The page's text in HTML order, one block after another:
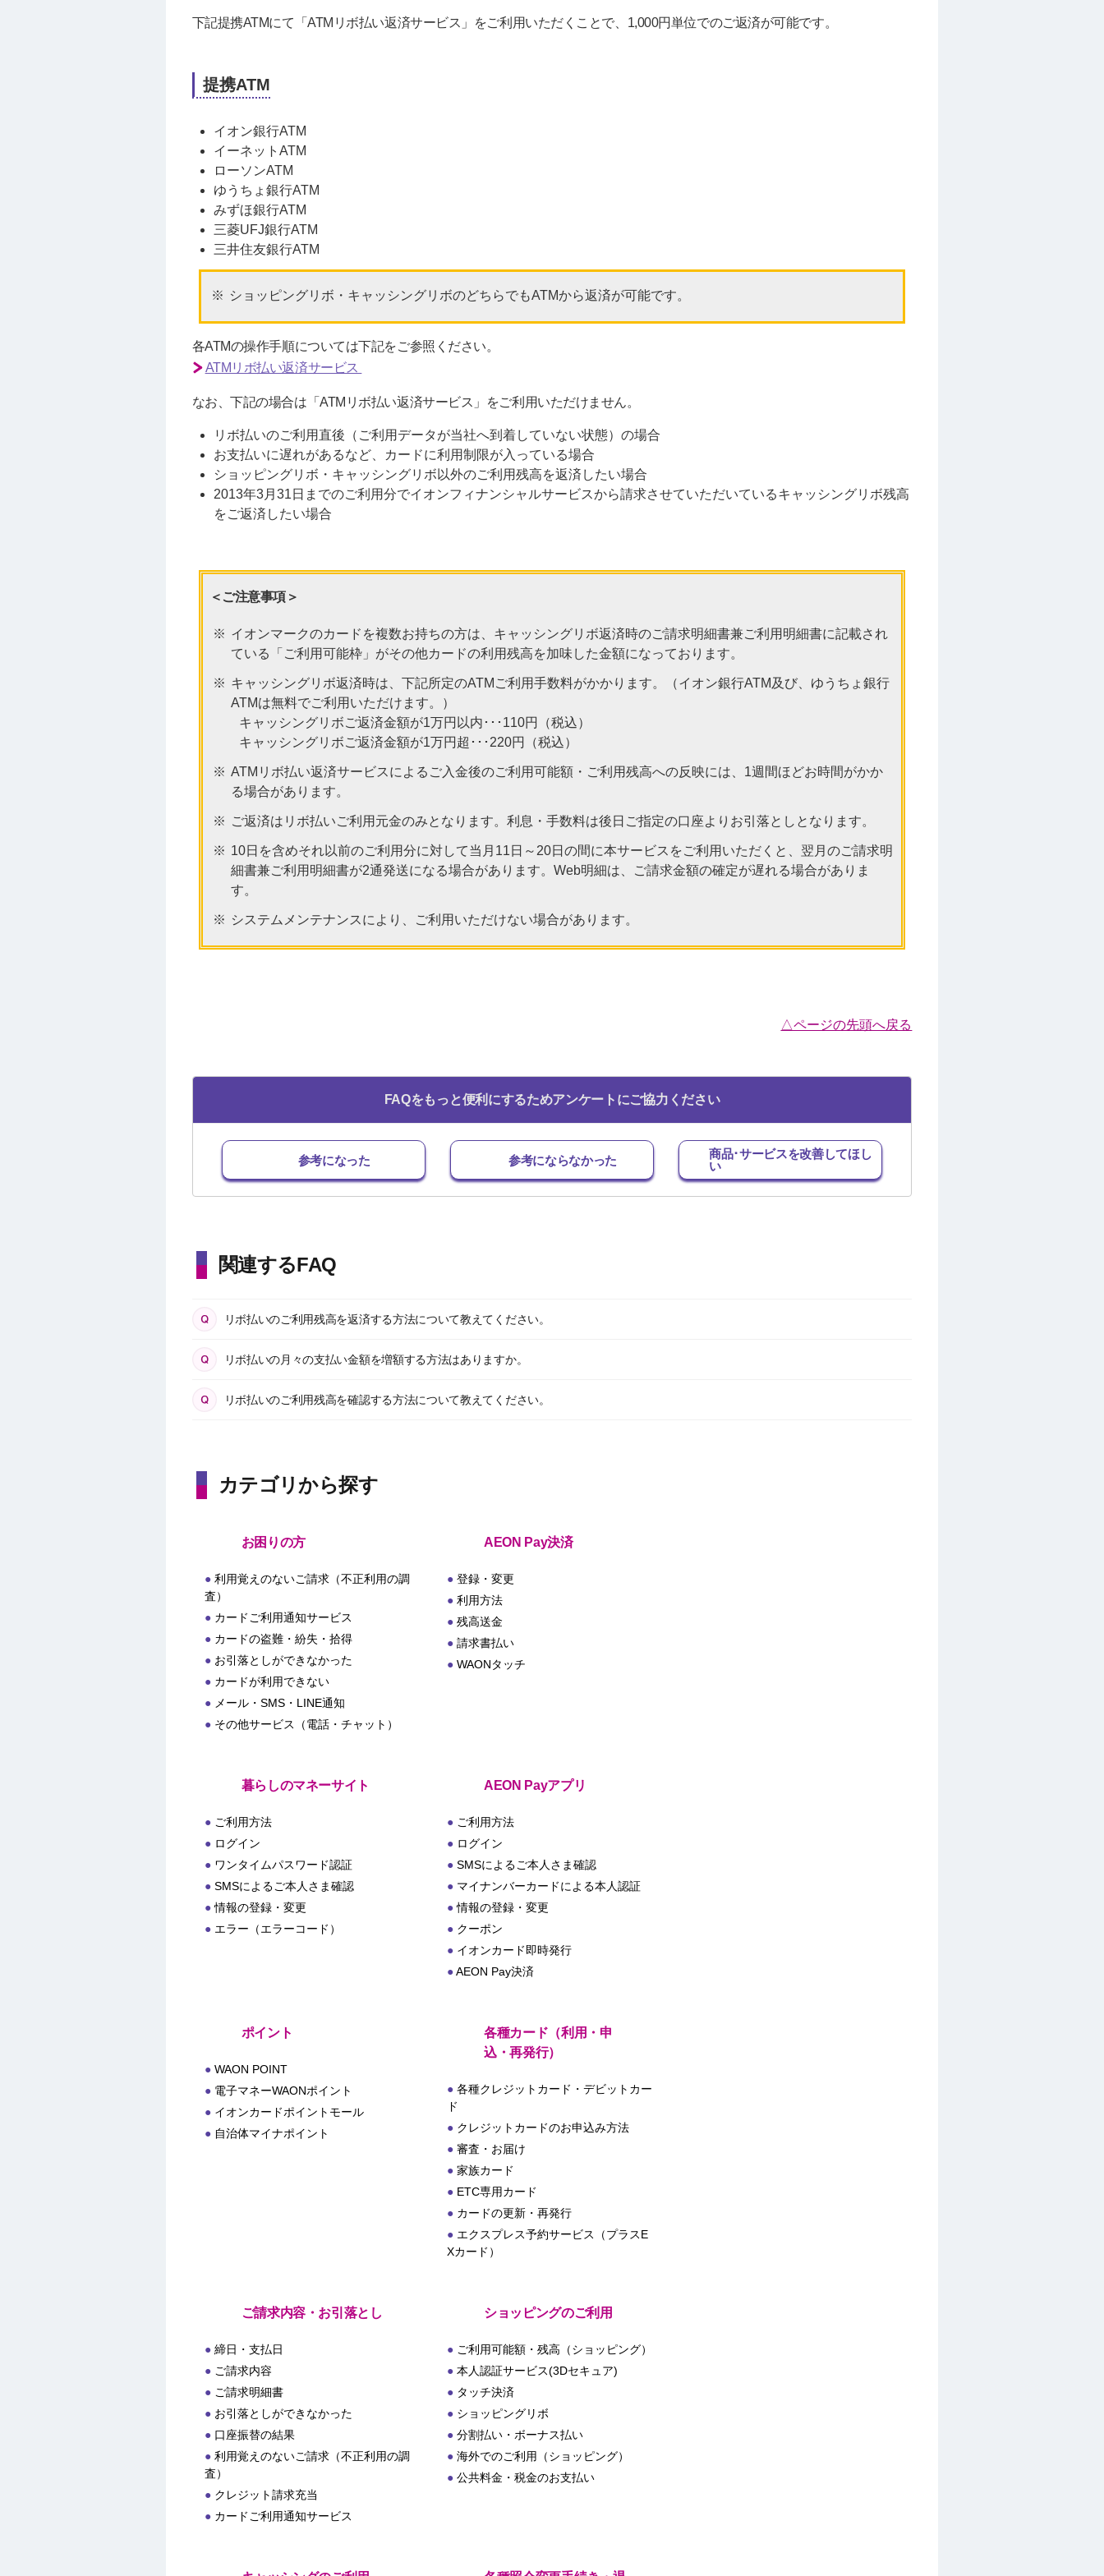
下記提携ATMにて「ATMリボ払い返済サービス」をご利用いただくことで、1,000円単位でのご返済が可能です。
提携ATM
イオン銀行ATM
イーネットATM
ローソンATM
ゆうちょ銀行ATM
みずほ銀行ATM
三菱UFJ銀行ATM
三井住友銀行ATM
ショッピングリボ・キャッシングリボのどちらでもATMから返済が可能です。
各ATMの操作手順については下記をご参照ください。
ATMリボ払い返済サービス
なお、下記の場合は「ATMリボ払い返済サービス」をご利用いただけません。
リボ払いのご利用直後（ご利用データが当社へ到着していない状態）の場合
お支払いに遅れがあるなど、カードに利用制限が入っている場合
ショッピングリボ・キャッシングリボ以外のご利用残高を返済したい場合
2013年3月31日までのご利用分でイオンフィナンシャルサービスから請求させていただいているキャッシングリボ残高
をご返済したい場合
＜ご注意事項＞
イオンマークのカードを複数お持ちの方は、キャッシングリボ返済時のご請求明細書兼ご利用明細書に記載され
ている「ご利用可能枠」がその他カードの利用残高を加味した金額になっております。
キャッシングリボ返済時は、下記所定のATMご利用手数料がかかります。（イオン銀行ATM及び、ゆうちょ銀行
ATMは無料でご利用いただけます。）
キャッシングリボご返済金額が1万円以内･･･110円（税込）
キャッシングリボご返済金額が1万円超･･･220円（税込）
ATMリボ払い返済サービスによるご入金後のご利用可能額・ご利用残高への反映には、1週間ほどお時間がかか
る場合があります。
ご返済はリボ払いご利用元金のみとなります。利息・手数料は後日ご指定の口座よりお引落としとなります。
10日を含めそれ以前のご利用分に対して当月11日～20日の間に本サービスをご利用いただくと、翌月のご請求明
細書兼ご利用明細書が2通発送になる場合があります。Web明細は、ご請求金額の確定が遅れる場合がありま
す。
システムメンテナンスにより、ご利用いただけない場合があります。
△ページの先頭へ戻る
FAQをもっと便利にするためアンケートにご協力ください
参考になった 参考にならなかった
商品･サービスを改善してほし
い
関連するFAQ
リボ払いのご利用残高を返済する方法について教えてください。
リボ払いの月々の支払い金額を増額する方法はありますか。
リボ払いのご利用残高を確認する方法について教えてください。
カテゴリから探す
お困りの方
利用覚えのないご請求（不正利用の調
査）
カードご利用通知サービス
カードの盗難・紛失・拾得
お引落としができなかった
カードが利用できない
メール・SMS・LINE通知
その他サービス（電話・チャット）
AEON Pay決済
登録・変更
利用方法
残高送金
請求書払い
WAONタッチ
暮らしのマネーサイト
ご利用方法
ログイン
ワンタイムパスワード認証
SMSによるご本人さま確認
情報の登録・変更
エラー（エラーコード）
AEON Payアプリ
ご利用方法
ログイン
SMSによるご本人さま確認
マイナンバーカードによる本人認証
情報の登録・変更
クーポン
イオンカード即時発行
AEON Pay決済
ポイント
WAON POINT
電子マネーWAONポイント
イオンカードポイントモール
自治体マイナポイント
各種カード（利用・申
込・再発行）
各種クレジットカード・デビットカー
ド
クレジットカードのお申込み方法
審査・お届け
家族カード
ETC専用カード
カードの更新・再発行
エクスプレス予約サービス（プラスE
Xカード）
ご請求内容・お引落とし
締日・支払日
ご請求内容
ご請求明細書
お引落としができなかった
口座振替の結果
利用覚えのないご請求（不正利用の調
査）
クレジット請求充当
カードご利用通知サービス
ショッピングのご利用
ご利用可能額・残高（ショッピング）
本人認証サービス(3Dセキュア)
タッチ決済
ショッピングリボ
分割払い・ボーナス払い
海外でのご利用（ショッピング）
公共料金・税金のお支払い